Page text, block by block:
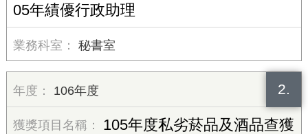
05年績優行政助理
秘書室
2.
106年度
105年度私劣菸品及酒品查獲